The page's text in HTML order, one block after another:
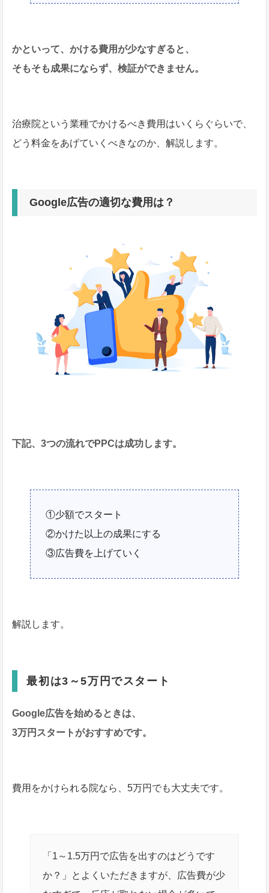
かといって、かける費用が少なすぎると、
そもそも成果にならず、検証ができません。
治療院という業種でかけるべき費用はいくらぐらいで、
どう料金をあげていくべきなのか、解説します。
Google広告の適切な費用は？
下記、3つの流れでPPCは成功します。
①少額でスタート
②かけた以上の成果にする
③広告費を上げていく
解説します。
最初は3～5万円でスタート
Google広告を始めるときは、
3万円スタートがおすすめです。
費用をかけられる院なら、5万円でも大丈夫です。
「1～1.5万円で広告を出すのはどうです
か？」とよくいただきますが、広告費が少